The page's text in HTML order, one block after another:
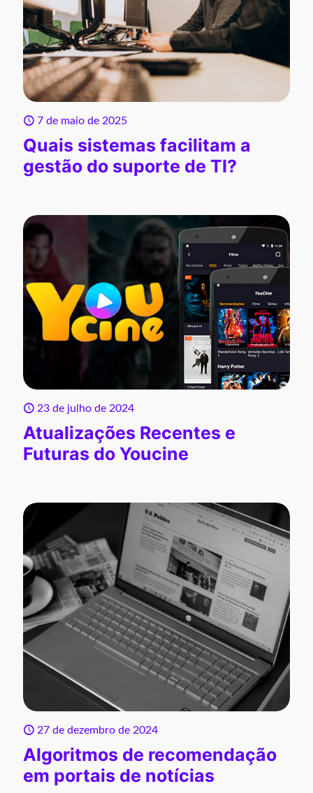
7 de maio de 2025
Quais sistemas facilitam a
gestão do suporte de TI?
23 de julho de 2024
Atualizações Recentes e
Futuras do Youcine
27 de dezembro de 2024
Algoritmos de recomendação
em portais de notícias